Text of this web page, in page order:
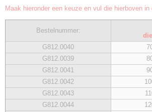
Maak hieronder een keuze en vul die hierboven
Bestelnummer:
G812.0040
G812.0039
G812.0041
G812.0042
G812.0043
G812.0044